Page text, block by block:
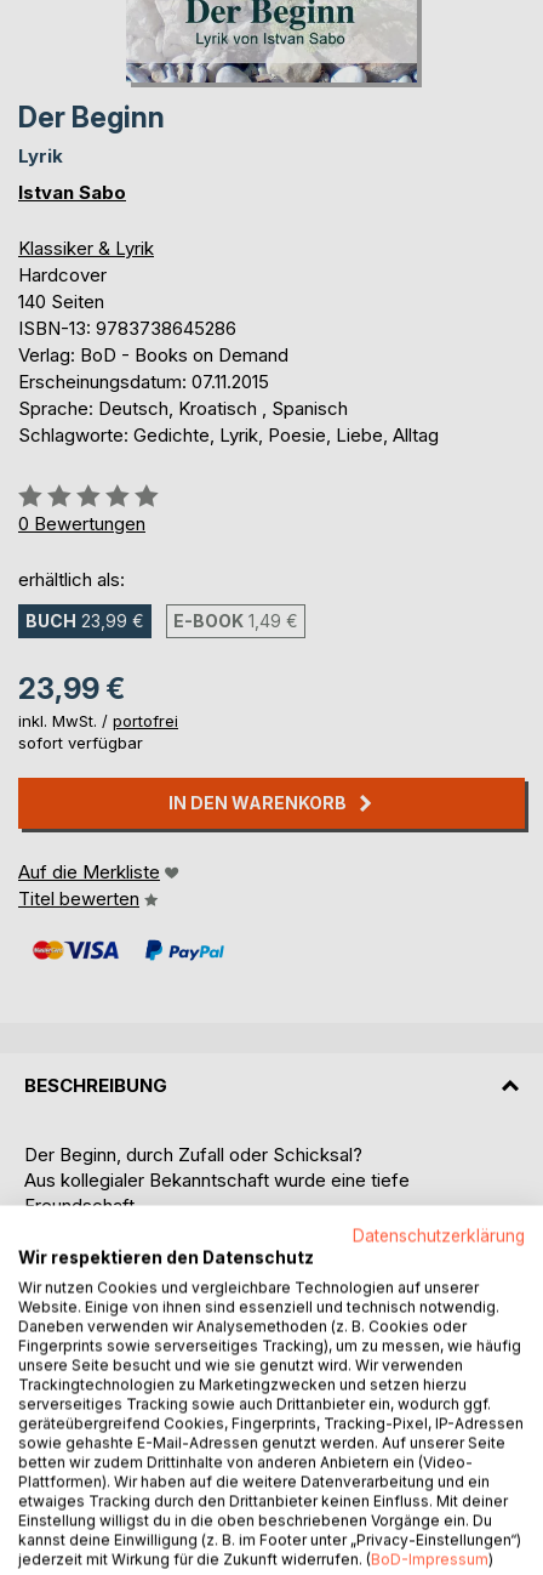
Der Beginn
Lyrik
Istvan Sabo
Klassiker & Lyrik
Hardcover
140 Seiten
ISBN-13: 9783738645286
Verlag: BoD - Books on Demand
Erscheinungsdatum: 07.11.2015
Sprache: Deutsch, Kroatisch , Spanisch
Schlagworte: Gedichte, Lyrik, Poesie, Liebe, Alltag
Bewertung::
0%
0 Bewertungen
erhältlich als:
BUCH 23,99 € E-BOOK 1,49 €
23,99 €
inkl. MwSt. / portofrei
sofort verfügbar
IN DEN WARENKORB
Auf die Merkliste
Titel bewerten
BESCHREIBUNG
Der Beginn, durch Zufall oder Schicksal?
Aus kollegialer Bekanntschaft wurde eine tiefe
Freundschaft.
Eines Tages offenbarte mir mein Freund, dass er in eine
Kollegin verliebt sei, aber sie wisse es nicht!
Wurde ich sozusagen ein Geheimnisträger!
Beginn der Liebesgeschichte meines Freundes für
Außenstehende unvorstellbar. Es folgten intensive
Telefonate, E-Mails und wohlwollende Gespräche, täglich
emotionaler Austausch von Ereignissen.
Eines Tages riet mir mein Freund, mit aus diesem Zeitraum
entstandenem Schriftverkehr eine lyrische Sammlung
zusammenzustellen.
Was ich mit seiner Unterstützung auch tat.
Ich freue mich sehr für beide, sie haben den Weg
gefunden.
In einem Teil des Bandes widmete ich der werdenden
Datenschutzerklärung
Wir respektieren den Datenschutz
Wir nutzen Cookies und vergleichbare Technologien auf unserer
Website. Einige von ihnen sind essenziell und technisch notwendig.
Daneben verwenden wir Analysemethoden (z. B. Cookies oder
Fingerprints sowie serverseitiges Tracking), um zu messen, wie häufig
unsere Seite besucht und wie sie genutzt wird. Wir verwenden
Trackingtechnologien zu Marketingzwecken und setzen hierzu
serverseitiges Tracking sowie auch Drittanbieter ein, wodurch ggf.
geräteübergreifend Cookies, Fingerprints, Tracking-Pixel, IP-Adressen
sowie gehashte E-Mail-Adressen genutzt werden. Auf unserer Seite
betten wir zudem Drittinhalte von anderen Anbietern ein (Video-
Plattformen). Wir haben auf die weitere Datenverarbeitung und ein
etwaiges Tracking durch den Drittanbieter keinen Einfluss. Mit deiner
Einstellung willigst du in die oben beschriebenen Vorgänge ein. Du
kannst deine Einwilligung (z. B. im Footer unter „Privacy-Einstellungen“)
jederzeit mit Wirkung für die Zukunft widerrufen. (BoD-Impressum)